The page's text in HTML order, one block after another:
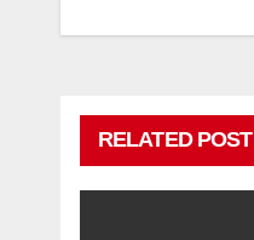
RELATED POST